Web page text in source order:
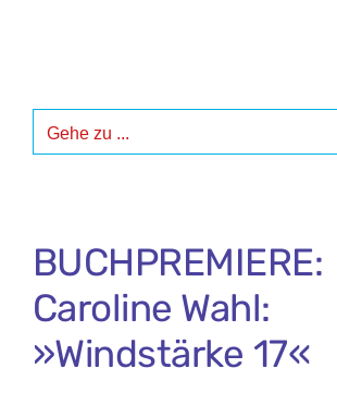
Gehe zu ...
BUCHPREMIERE:
Caroline Wahl:
»Windstärke 17«